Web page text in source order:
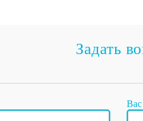
Задать
Вас